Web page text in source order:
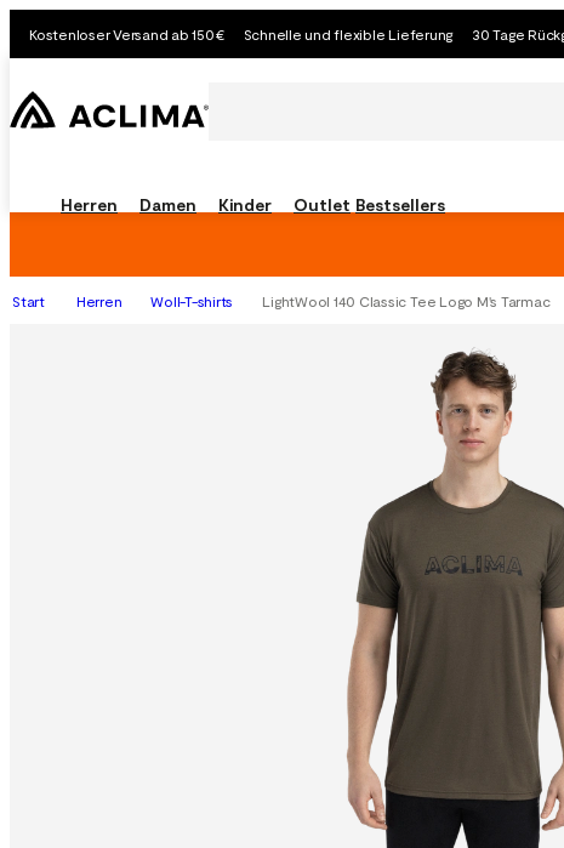
Kostenloser Versand ab 150€ Schnelle und flexible Lieferung 30 Tage
Herren Damen Kinder Outlet Bestsellers
Start Herren Woll-T-shirts LightWool 140 Classic Tee Logo M's Tarmac